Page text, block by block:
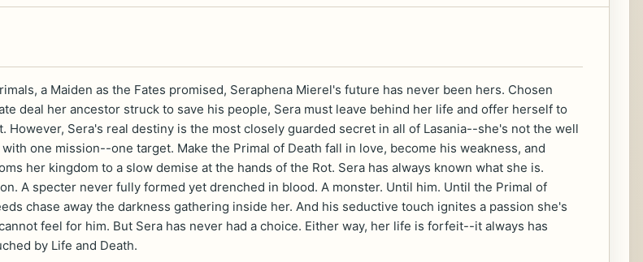
a Maiden as the Fates promised, Seraphena Mierel's future has never been hers. Chosen
deal her ancestor struck to save his people, Sera must leave behind her life and offer herself to
However, Sera's real destiny is the most closely guarded secret in all of Lasania--she's not the well
one mission--one target. Make the Primal of Death fall in love, become his weakness, and
her kingdom to a slow demise at the hands of the Rot. Sera has always known what she is.
A specter never fully formed yet drenched in blood. A monster. Until him. Until the Primal of
chase away the darkness gathering inside her. And his seductive touch ignites a passion she's
feel for him. But Sera has never had a choice. Either way, her life is forfeit--it always has
by Life and Death.